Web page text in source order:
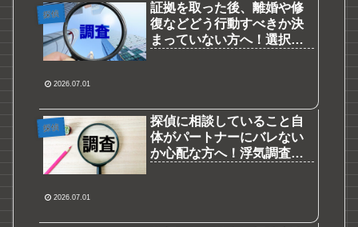
探偵
証拠を取った後、離婚や修
復などどう行動すべきか決
まっていない方へ！選択肢
2026.07.01
探偵
探偵に相談していること自
体がパートナーにバレない
か心配な方へ！浮気調査を
2026.07.01